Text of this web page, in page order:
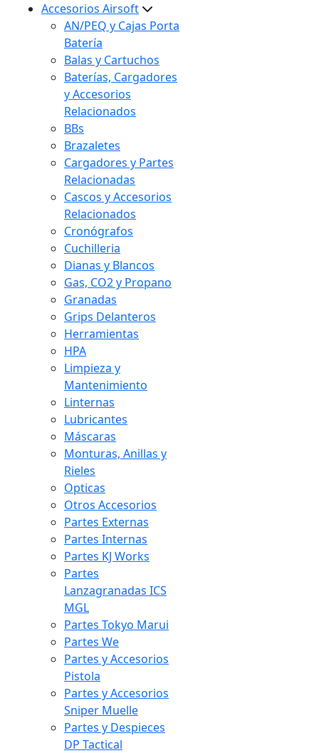
Accesorios Airsoft
AN/PEQ y Cajas Porta
Batería
Balas y Cartuchos
Baterías, Cargadores
y Accesorios
Relacionados
BBs
Brazaletes
Cargadores y Partes
Relacionadas
Cascos y Accesorios
Relacionados
Cronógrafos
Cuchilleria
Dianas y Blancos
Gas, CO2 y Propano
Granadas
Grips Delanteros
Herramientas
HPA
Limpieza y
Mantenimiento
Linternas
Lubricantes
Máscaras
Monturas, Anillas y
Rieles
Opticas
Otros Accesorios
Partes Externas
Partes Internas
Partes KJ Works
Partes
Lanzagranadas ICS
MGL
Partes Tokyo Marui
Partes We
Partes y Accesorios
Pistola
Partes y Accesorios
Sniper Muelle
Partes y Despieces
DP Tactical